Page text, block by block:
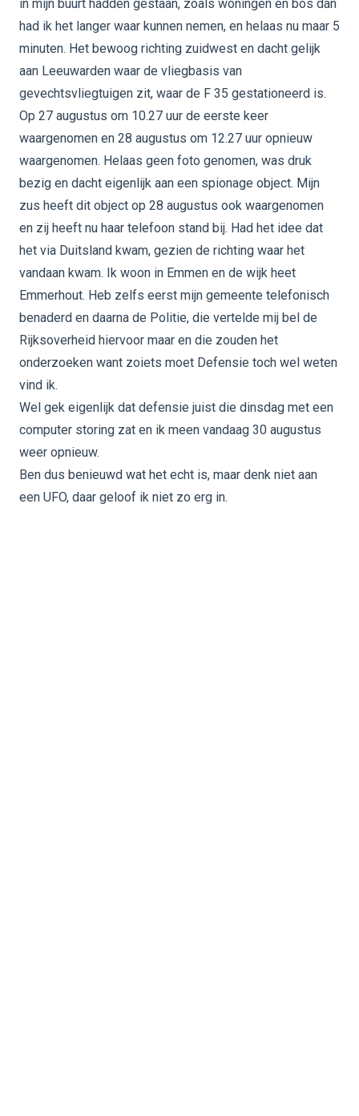
in mijn buurt hadden gestaan, zoals woningen en bos dan
had ik het langer waar kunnen nemen, en helaas nu maar 5
minuten. Het bewoog richting zuidwest en dacht gelijk
aan Leeuwarden waar de vliegbasis van
gevechtsvliegtuigen zit, waar de F 35 gestationeerd is.
Op 27 augustus om 10.27 uur de eerste keer
waargenomen en 28 augustus om 12.27 uur opnieuw
waargenomen. Helaas geen foto genomen, was druk
bezig en dacht eigenlijk aan een spionage object. Mijn
zus heeft dit object op 28 augustus ook waargenomen
en zij heeft nu haar telefoon stand bij. Had het idee dat
het via Duitsland kwam, gezien de richting waar het
vandaan kwam. Ik woon in Emmen en de wijk heet
Emmerhout. Heb zelfs eerst mijn gemeente telefonisch
benaderd en daarna de Politie, die vertelde mij bel de
Rijksoverheid hiervoor maar en die zouden het
onderzoeken want zoiets moet Defensie toch wel weten
vind ik.
Wel gek eigenlijk dat defensie juist die dinsdag met een
computer storing zat en ik meen vandaag 30 augustus
weer opnieuw.
Ben dus benieuwd wat het echt is, maar denk niet aan
een UFO, daar geloof ik niet zo erg in.